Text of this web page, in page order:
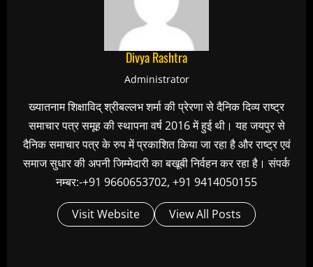
Divya Rashtra
Administrator
ख्यातनाम शिक्षाविद् श्रीबल्लभ शर्मा की प्रेरणा से दैनिक दिव्य राष्ट्र
समाचार पत्र समूह की स्थापना वर्ष 2016 में हुई थी। यह जयपुर से
दैनिक समाचार पत्र के रुप में प्रकाशित किया जा रहा है और राष्ट्र एवं
समाज सुधार की अपनी जिम्मेदारी का बखूबी निर्वहन कर रहा है। संपर्क
नम्बर:-+91 9660653702, +91 9414050155
Visit Website View All Posts